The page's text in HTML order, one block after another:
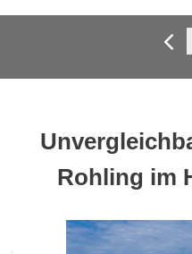
Rohling im